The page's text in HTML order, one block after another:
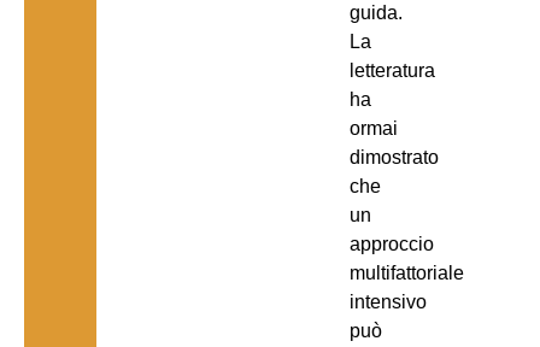
guida.
La
letteratura
ha
ormai
dimostrato
che
un
approccio
multifattoriale
intensivo
può